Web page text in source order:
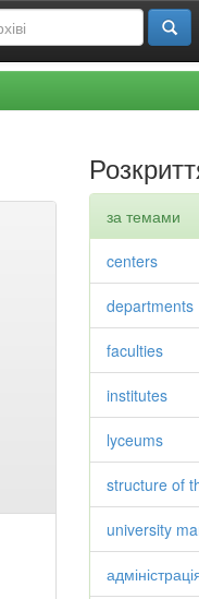
за темами
centers
departments
faculties
institutes
lyceums
structure of
university